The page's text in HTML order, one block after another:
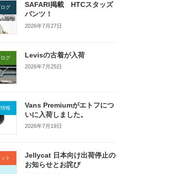
グ
SAFARI掲載 HTCスタッズ
パンツ！
2026年7月27日
グ Levisの古着が入荷
2026年7月25日
報
Vans Premiumがエトフにつ
いに入荷しました。
2026年7月19日
ト
Jellycat 日本向け出荷停止の
お知らせとお詫び